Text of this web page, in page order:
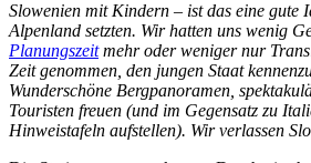
Slowenien mit Kindern – ist das eine gute
Alpenland setzten. Wir hatten uns wenig
Planungszeitmehr oder weniger nur
Zeit genommen, den jungen Staat
Wunderschöne Bergpanoramen,
Touristen freuen (und im Gegensatz zu
Hinweistafeln aufstellen). Wir verlassen